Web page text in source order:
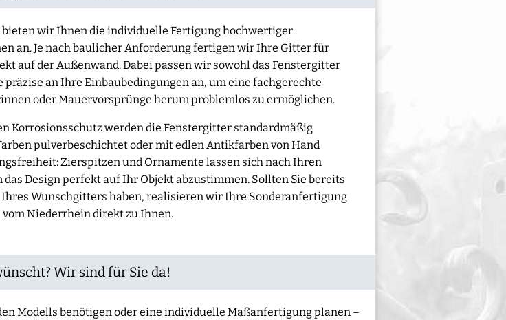
wir Ihnen die individuelle Fertigung hochwertiger
an. Je nach baulicher Anforderung fertigen wir Ihre Gitter für
auf der Außenwand. Dabei passen wir sowohl das Fenstergitter
an Ihre Einbaubedingungen an, um eine fachgerechte
oder Mauervorsprünge herum problemlos zu ermöglichen.
Korrosionsschutz werden die Fenstergitter standardmäßig
pulverbeschichtet oder mit edlen Antikfarben von Hand
Zierspitzen und Ornamente lassen sich nach Ihren
Design perfekt auf Ihr Objekt abzustimmen. Sollten Sie bereits
Wunschgitters haben, realisieren wir Ihre Sonderanfertigung
Niederrhein direkt zu Ihnen.
Wir sind für Sie da!
Modells benötigen oder eine individuelle Maßanfertigung planen –